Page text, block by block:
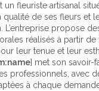
un fleuriste artisanal
qualité de ses fleurs et
L’entreprise propose
réalisés à partir de
leur tenue et leur
] met son savoir-
professionnels, avec
à chaque